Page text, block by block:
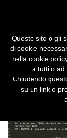
Questo sito o gli
di cookie
nella cookie
a tutti o ad
Chiudendo
su un link o